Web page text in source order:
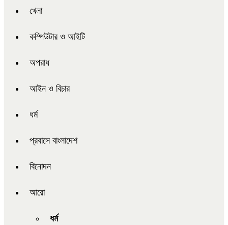
খেলা
কম্পিউটার ও আইটি
অপরাধ
আইন ও বিচার
ধর্ম
প্রবাসে বাংলাদেশ
বিনোদন
আরো
ধর্ম